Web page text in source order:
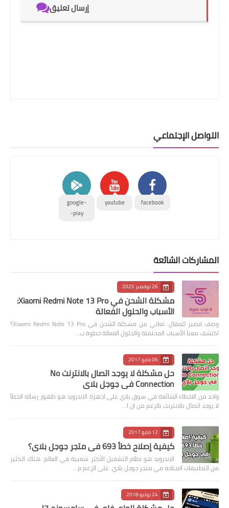
إرسال تعليق
التواصل الإجتماعي
facebook
youtube
google-
play-
المشاركات الشائعة
26 نوفمبر 2025
مشكلة الشحن في Xiaomi Redmi Note 13 Pro:
الأسباب والحلول الفعالة
وصف قصير للمقال: تعاني من مشكلة الشحن في Xiaomi Redmi Note 13 Pro؟
اكتشف معنا الأسباب المحتملة والحلول الفعالة خطوة ب…
06 مايو 2017
حل مشكلة لا يوجد اتصال بالانترنت No
Connection في جوجل بلاي
واحد من الاخطاء الشائعة في سوق بلاي على اجهزة الاندرويد هو ظهور رسالة الخطأ
لا يوجد اتصال بالانترنت بالرغم من ان ا…
12 مايو 2017
كيفية إصلاح خطأ 693 في متجر جوجل بلاي؟
الاندرويد هو نظام التشغيل الأكثر شعبية في العالم. هناك الكثير
من التطبيقات المتاحة في متجر جوجل بلاي. على الرغم م…
24 يوليو 2018